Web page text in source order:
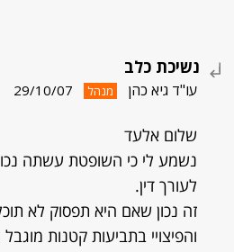
נשיכת כלב
עו"ד גיא כהן מנהל 29/10/07
שלום אלעד
נשמע לי כי השופטת עשתה
לעורך דין.
זה נכון שאם היא תפסוק לא
והפיצויי בתביעות קטנות